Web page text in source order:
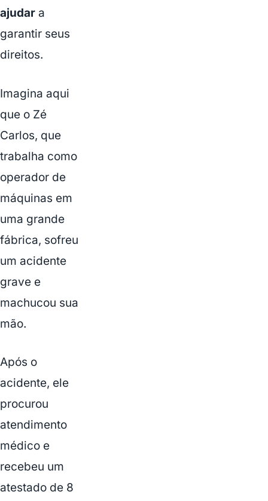
ajudar a
garantir seus
direitos.
Imagina aqui
que o Zé
Carlos, que
trabalha como
operador de
máquinas em
uma grande
fábrica, sofreu
um acidente
grave e
machucou sua
mão.
Após o
acidente, ele
procurou
atendimento
médico e
recebeu um
atestado de 8